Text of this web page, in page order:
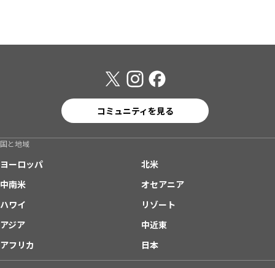
コミュニティを見る
国と地域
ヨーロッパ
北米
中南米
オセアニア
ハワイ
リゾート
アジア
中近東
アフリカ
日本